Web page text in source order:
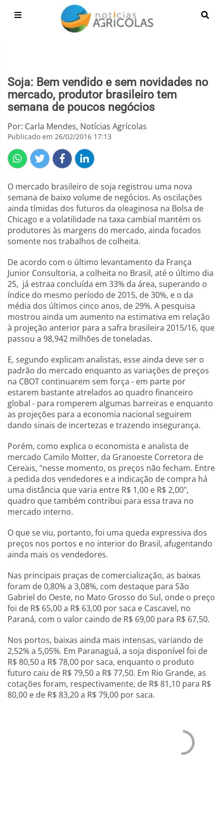
Soja: Bem vendido e sem novidades no
mercado, produtor brasileiro tem
semana de poucos negócios
Por: Carla Mendes, Notícias Agrícolas
Publicado em 26/02/2016 17:13
O mercado brasileiro de soja registrou uma nova
semana de baixo volume de negócios. As oscilações
ainda tímidas dos futuros da oleaginosa na Bolsa de
Chicago e a volatilidade na taxa cambial mantém os
produtores às margens do mercado, ainda focados
somente nos trabalhos de colheita.
De acordo com o último levantamento da França
Junior Consultoria, a colheita no Brasil, até o último dia
25, já estraa concluída em 33% da área, superando o
índice do mesmo período de 2015, de 30%, e o da
média dos últimos cinco anos, de 29%. A pesquisa
mostrou ainda um aumento na estimativa em relação
à projeção anterior para a safra brasileira 2015/16, que
passou a 98,942 milhões de toneladas.
E, segundo explicam analistas, esse ainda deve ser o
padrão do mercado enquanto as variações de preços
na CBOT continuarem sem força - em parte por
estarem bastante atrelados ao quadro financeiro
global - para romperem algumas barreiras e enquanto
as projeções para a economia nacional seguirem
dando sinais de incertezas e trazendo insegurança.
Porém, como explica o economista e analista de
mercado Camilo Motter, da Granoeste Corretora de
Cereais, "nesse momento, os preços não fecham. Entre
a pedida dos vendedores e a indicação de compra há
uma distância que varia entre R$ 1,00 e R$ 2,00",
quadro que também contribui para essa trava no
mercado interno.
O que se viu, portanto, foi uma queda expressiva dos
preços nos portos e no interior do Brasil, afugentando
ainda mais os vendedores.
Nas principais praças de comercialização, as baixas
foram de 0,80% a 3,08%, com destaque para São
Gabriel do Oeste, no Mato Grosso do Sul, onde o preço
foi de R$ 65,00 a R$ 63,00 por saca e Cascavel, no
Paraná, com o valor caindo de R$ 69,00 para R$ 67,50.
Nos portos, baixas ainda mais intensas, variando de
2,52% a 5,05%. Em Paranaguá, a soja disponível foi de
R$ 80,50 a R$ 78,00 por saca, enquanto o produto
futuro caiu de R$ 79,50 a R$ 77,50. Em Rio Grande, as
cotações foram, respectivamente, de R$ 81,10 para R$
80,00 e de R$ 83,20 a R$ 79,00 por saca.